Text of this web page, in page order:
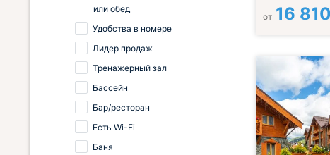
от 16 810
или обед
Удобства в номере
Лидер продаж
Тренажерный зал
Бассейн
Бар/ресторан
Есть Wi-Fi
Баня